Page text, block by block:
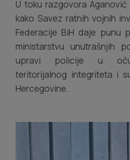
U toku razgovora
kako Savez ratnih vojnih
Federacije BiH daje punu
ministarstvu unutrašnjih
upravi policije u
teritorijalnog integriteta i
Hercegovine.